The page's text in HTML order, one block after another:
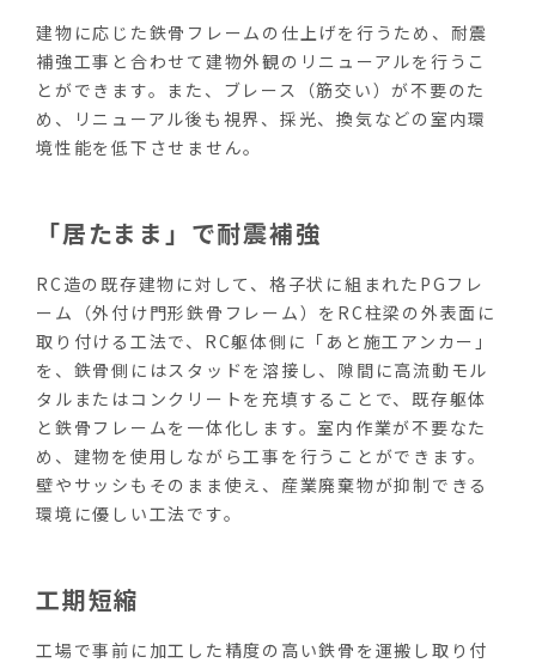
建物に応じた鉄骨フレームの仕上げを行うため、耐震
補強工事と合わせて建物外観のリニューアルを行うこ
とができます。また、ブレース（筋交い）が不要のた
め、リニューアル後も視界、採光、換気などの室内環
境性能を低下させません。
「居たまま」で耐震補強
RC造の既存建物に対して、格子状に組まれたPGフレ
ーム（外付け門形鉄骨フレーム）をRC柱梁の外表面に
取り付ける工法で、RC躯体側に「あと施工アンカー」
を、鉄骨側にはスタッドを溶接し、隙間に高流動モル
タルまたはコンクリートを充填することで、既存躯体
と鉄骨フレームを一体化します。室内作業が不要なた
め、建物を使用しながら工事を行うことができます。
壁やサッシもそのまま使え、産業廃棄物が抑制できる
環境に優しい工法です。
工期短縮
工場で事前に加工した精度の高い鉄骨を運搬し取り付